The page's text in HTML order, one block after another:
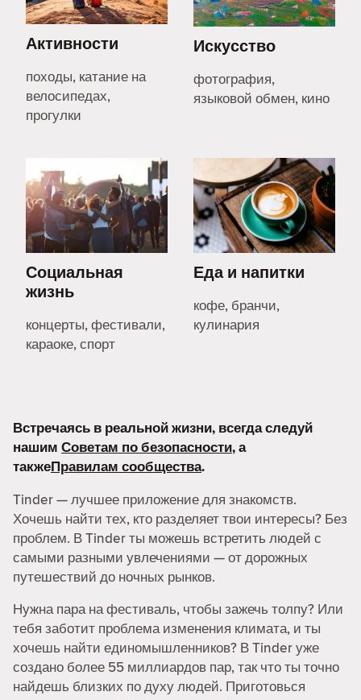
Активности
походы, катание на
велосипедах,
прогулки
Искусство
фотография,
языковой обмен, кино
Социальная
жизнь
концерты, фестивали,
караоке, спорт
Еда и напитки
кофе, бранчи,
кулинария
Встречаясь в реальной жизни, всегда следуй
нашим Советам по безопасности, а
такжеПравилам сообщества.
Tinder — лучшее приложение для знакомств.
Хочешь найти тех, кто разделяет твои интересы? Без
проблем. В Tinder ты можешь встретить людей с
самыми разными увлечениями — от дорожных
путешествий до ночных рынков.
Нужна пара на фестиваль, чтобы зажечь толпу? Или
тебя заботит проблема изменения климата, и ты
хочешь найти единомышленников? В Tinder уже
создано более 55 миллиардов пар, так что ты точно
найдешь близких по духу людей. Приготовься